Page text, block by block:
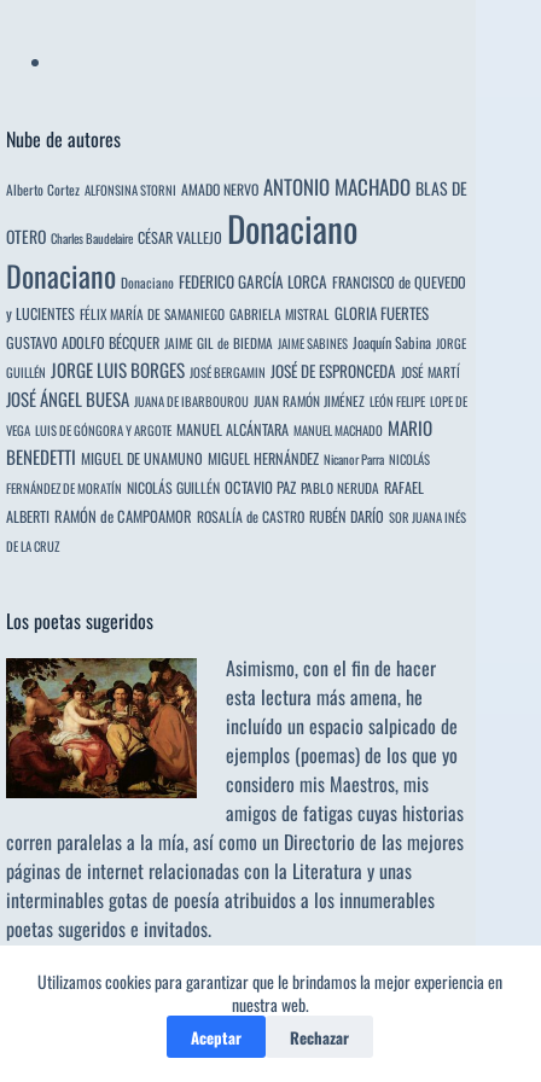
Utilizamos cookies para garantizar que le brindamos la mejor experiencia en
nuestra web.
Aceptar Rechazar
Nube de autores
Alberto Cortez ALFONSINA STORNI AMADO NERVO ANTONIO MACHADO BLAS DE
OTERO Charles Baudelaire CÉSAR VALLEJO Donaciano
Donaciano Donaciano FEDERICO GARCÍA LORCA FRANCISCO de QUEVEDO
y LUCIENTES FÉLIX MARÍA DE SAMANIEGO GABRIELA MISTRAL GLORIA FUERTES
GUSTAVO ADOLFO BÉCQUER JAIME GIL de BIEDMA JAIME SABINES Joaquín Sabina JORGE
GUILLÉN JORGE LUIS BORGES JOSÉ BERGAMIN JOSÉ DE ESPRONCEDA JOSÉ MARTÍ
JOSÉ ÁNGEL BUESA JUANA DE IBARBOUROU JUAN RAMÓN JIMÉNEZ LEÓN FELIPE LOPE DE
VEGA LUIS DE GÓNGORA Y ARGOTE MANUEL ALCÁNTARA MANUEL MACHADO MARIO
BENEDETTI MIGUEL DE UNAMUNO MIGUEL HERNÁNDEZ Nicanor Parra NICOLÁS
FERNÁNDEZ DE MORATÍN NICOLÁS GUILLÉN OCTAVIO PAZ PABLO NERUDA RAFAEL
ALBERTI RAMÓN de CAMPOAMOR ROSALÍA de CASTRO RUBÉN DARÍO SOR JUANA INÉS
DE LA CRUZ
Los poetas sugeridos
Asimismo, con el fin de hacer
esta lectura más amena, he
incluído un espacio salpicado de
ejemplos (poemas) de los que yo
considero mis Maestros, mis
amigos de fatigas cuyas historias
corren paralelas a la mía, así como un Directorio de las mejores
páginas de internet relacionadas con la Literatura y unas
interminables gotas de poesía atribuidos a los innumerables
poetas sugeridose invitados.
Buscar: